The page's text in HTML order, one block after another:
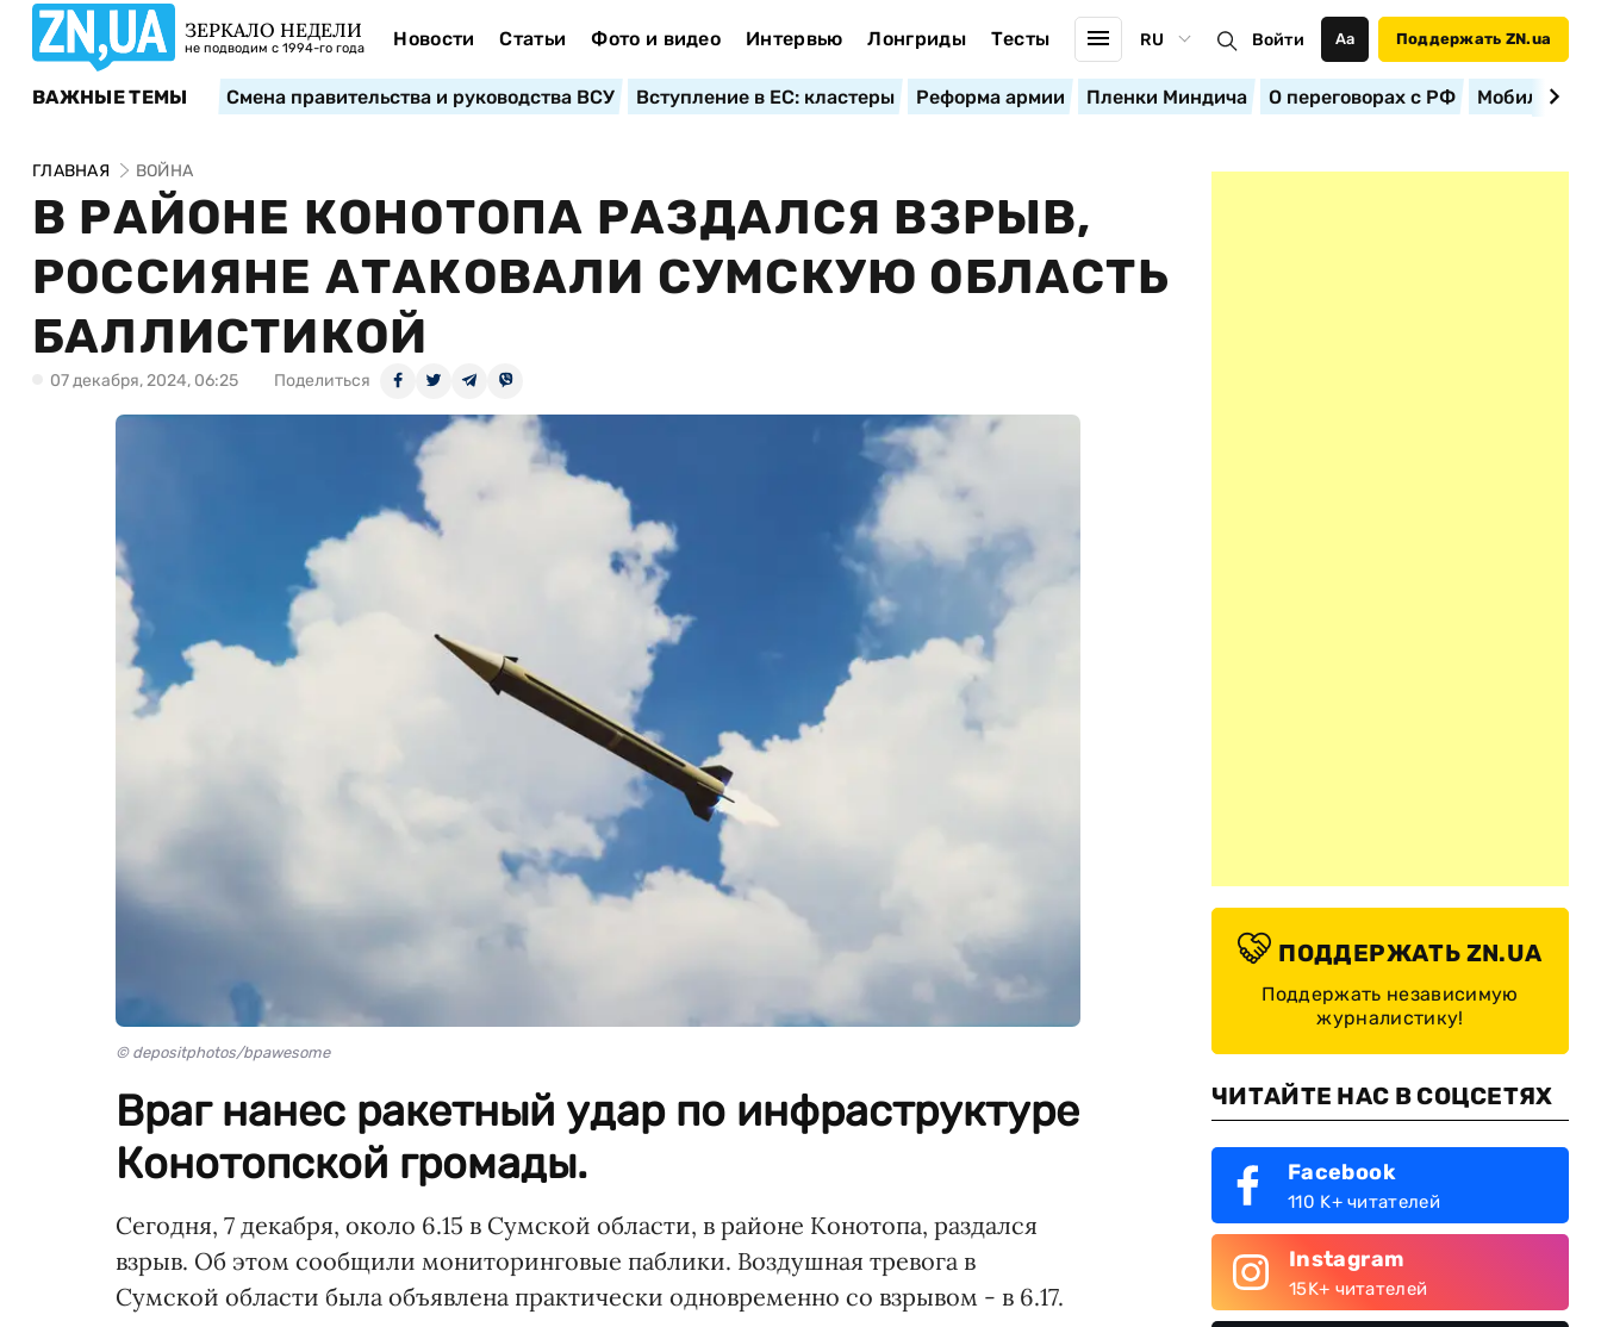
ЗЕРКАЛО НЕДЕЛИ
не подводим с 1994-го года Новости Статьи Фото и видео Интервью Лонгриды Тесты RU Войти Аа Поддержать ZN.ua
ВАЖНЫЕ ТЕМЫ Смена правительства и руководства ВСУ Вступление в ЕС: кластеры Реформа армии Пленки Миндича О переговорах с РФ
ГЛАВНАЯ ВОЙНА
В РАЙОНЕ КОНОТОПА РАЗДАЛСЯ ВЗРЫВ,
РОССИЯНЕ АТАКОВАЛИ СУМСКУЮ ОБЛАСТЬ
БАЛЛИСТИКОЙ
07 декабря, 2024, 06:25 Поделиться
© depositphotos/bpawesome
Враг нанес ракетный удар по инфраструктуре
Конотопской громады.
Сегодня, 7 декабря, около 6.15 в Сумской области, в районе Конотопа, раздался
взрыв. Об этом сообщили мониторинговые паблики. Воздушная тревога в
Сумской области была объявлена практически одновременно со взрывом - в 6.17.
ПОДДЕРЖАТЬ ZN.UA
Поддержать независимую
журналистику!
ЧИТАЙТЕ НАС В СОЦСЕТЯХ
Facebook
110 K+ читателей
Instagram
15K+ читателей